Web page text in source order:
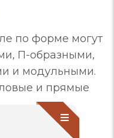
по форме могут
П-образными,
и модульными.
и прямые